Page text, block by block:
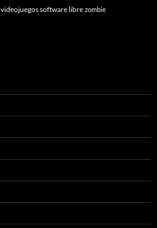
videojuegos software libre zombie